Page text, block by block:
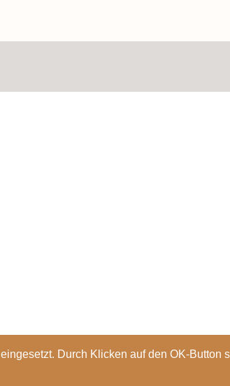
Durch Klicken auf den OK-Button